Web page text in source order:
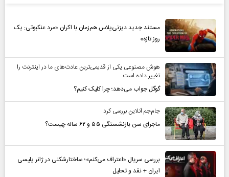
مستند جدید دیزنی‌پلاس هم‌زمان با اکران «مرد عنکبوتی: یک
روز تازه»
هوش مصنوعی یکی از قدیمی‌ترین عادت‌های ما در اینترنت را
تغییر داده است
گوگل جواب می‌دهد؛ چرا کلیک کنیم؟
جام‌جم آنلاین بررسی کرد
ماجرای سن بازنشستگی ۵۵ و ۶۲ ساله چیست؟
بررسی سریال «اعتراف می‌کنم»؛ ساختارشکنی در ژانر پلیسی
ایران + نقد و تحلیل